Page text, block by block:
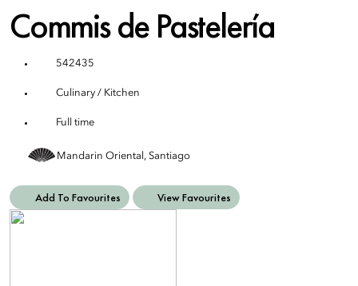
Commis de Pastelería
542435
Culinary / Kitchen
Full time
Mandarin Oriental, Santiago
Add To Favourites View Favourites